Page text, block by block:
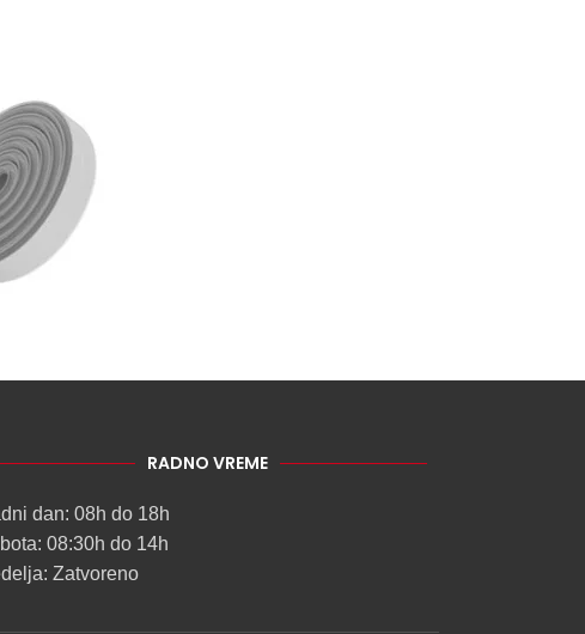
RADNO VREME
dan: 08h do 18h
08:30h do 14h
Zatvoreno